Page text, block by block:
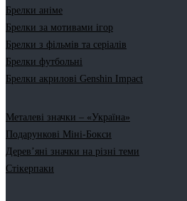
Брелки аніме
Брелки за мотивами ігор
Брелки з фільмів та серіалів
Брелки футбольні
Брелки акрилові Genshin Impact
Металеві значки – «Україна»
Подарункові Міні-Бокси
Дерев’яні значки на різні теми
Стікерпаки